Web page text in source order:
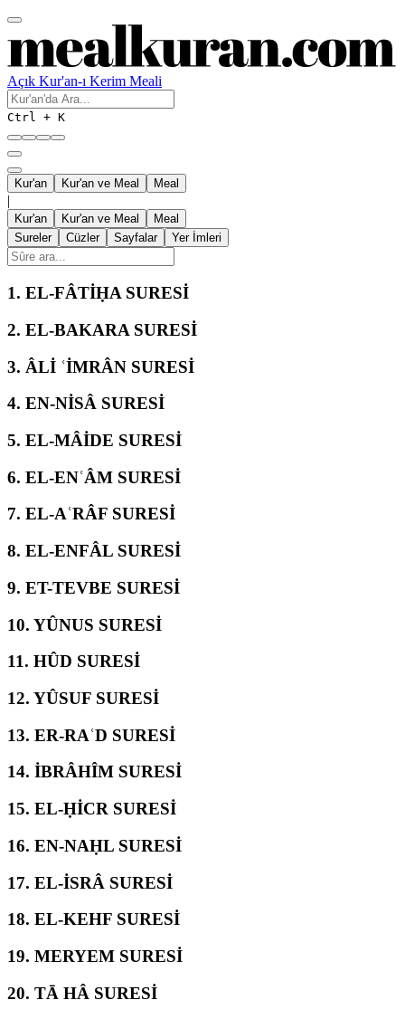
Açık Kur'an-ı Kerim Meali
Ctrl + K
Kur'an Kur'an ve Meal Meal
|
Kur'an Kur'an ve Meal
Meal
Sureler
Cüzler Sayfalar Yer İmleri
1. EL-FÂTİḤA SURESİ
2. EL-BAKARA SURESİ
3. ÂLİ ʿİMRÂN SURESİ
4. EN-NİSÂ SURESİ
5. EL-MÂİDE SURESİ
6. EL-ENʿÂM SURESİ
7. EL-AʿRÂF SURESİ
8. EL-ENFÂL SURESİ
9. ET-TEVBE SURESİ
10. YÛNUS SURESİ
11. HÛD SURESİ
12. YÛSUF SURESİ
13. ER-RAʿD SURESİ
14. İBRÂHÎM SURESİ
15. EL-ḤİCR SURESİ
16. EN-NAḤL SURESİ
17. EL-İSRÂ SURESİ
18. EL-KEHF SURESİ
19. MERYEM SURESİ
20. TĀ HÂ SURESİ